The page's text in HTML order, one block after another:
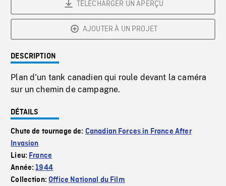
TÉLÉCHARGER UN APERÇU
AJOUTER À UN PROJET
DESCRIPTION
Plan d'un tank canadien qui roule devant la caméra
sur un chemin de campagne.
DÉTAILS
Chute de tournage de: Canadian Forces in France After
Invasion
Lieu: France
Année:1944
Collection:Office National du Film